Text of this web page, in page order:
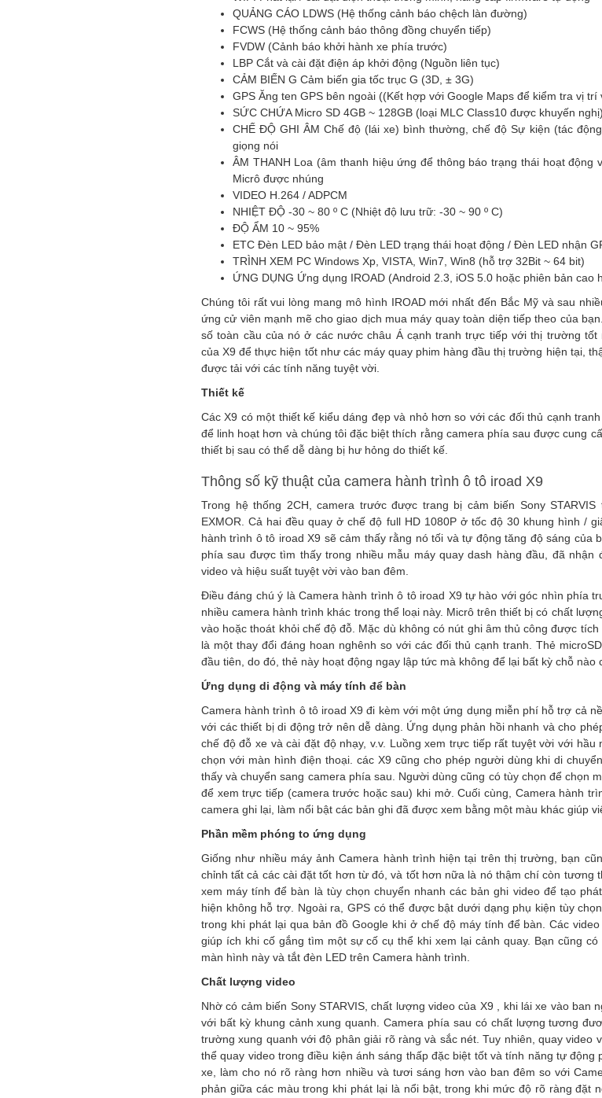
QUẢNG CÁO LDWS (Hệ thống cảnh báo chệch làn đường)
FCWS (Hệ thống cảnh báo thông đồng chuyển tiếp)
FVDW (Cảnh báo khởi hành xe phía trước)
LBP Cắt và cài đặt điện áp khởi động (Nguồn liên tục)
CẢM BIẾN G Cảm biến gia tốc trục G (3D, ± 3G)
GPS Ăng ten GPS bên ngoài ((Kết hợp với Google Maps để kiểm tra vị trí
SỨC CHỨA Micro SD 4GB ~ 128GB (loại MLC Class10 được khuyến nghị)
CHẾ ĐỘ GHI ÂM Chế độ (lái xe) bình thường, chế độ Sự kiện (tác
giọng nói
ÂM THANH Loa (âm thanh hiệu ứng để thông báo trạng thái hoạt
Micrô được nhúng
VIDEO H.264 / ADPCM
NHIỆT ĐỘ -30 ~ 80 º C (Nhiệt độ lưu trữ: -30 ~ 90 º C)
ĐỘ ẨM 10 ~ 95%
ETC Đèn LED bảo mật / Đèn LED trạng thái hoạt động / Đèn LED nhận
TRÌNH XEM PC Windows Xp, VISTA, Win7, Win8 (hỗ trợ 32Bit ~ 64 bit)
ỨNG DỤNG Ứng dụng IROAD (Android 2.3, iOS 5.0 hoặc phiên bản cao
Chúng tôi rất vui lòng mang mô hình IROAD mới nhất đến Bắc Mỹ và sau
ứng cử viên mạnh mẽ cho giao dịch mua máy quay toàn diện tiếp theo của
số toàn cầu của nó ở các nước châu Á cạnh tranh trực tiếp với thị trường
của X9 để thực hiện tốt như các máy quay phim hàng đầu thị trường hiện tại,
được tải với các tính năng tuyệt vời.
Thiết kế
Các X9 có một thiết kế kiểu dáng đẹp và nhỏ hơn so với các đối thủ cạnh
để linh hoạt hơn và chúng tôi đặc biệt thích rằng camera phía sau được cung
thiết bị sau có thể dễ dàng bị hư hỏng do thiết kế.
Thông số kỹ thuật của camera hành trình ô tô iroad X9
Trong hệ thống 2CH, camera trước được trang bị cảm biến Sony
EXMOR. Cả hai đều quay ở chế độ full HD 1080P ở tốc độ 30 khung hình /
hành trình ô tô iroad X9 sẽ cảm thấy rằng nó tối và tự động tăng độ sáng
phía sau được tìm thấy trong nhiều mẫu máy quay dash hàng đầu, đã
video và hiệu suất tuyệt vời vào ban đêm.
Điều đáng chú ý là Camera hành trình ô tô iroad X9 tự hào với góc nhìn phía
nhiều camera hành trình khác trong thể loại này. Micrô trên thiết bị có chất
vào hoặc thoát khỏi chế độ đỗ. Mặc dù không có nút ghi âm thủ công được
là một thay đổi đáng hoan nghênh so với các đối thủ cạnh tranh. Thẻ
đầu tiên, do đó, thẻ này hoạt động ngay lập tức mà không để lại bất kỳ chỗ nào
Ứng dụng di động và máy tính để bàn
Camera hành trình ô tô iroad X9 đi kèm với một ứng dụng miễn phí hỗ trợ cả
với các thiết bị di động trở nên dễ dàng. Ứng dụng phản hồi nhanh và cho
chế độ đỗ xe và cài đặt độ nhạy, v.v. Luồng xem trực tiếp rất tuyệt vời với
chọn với màn hình điện thoại. các X9 cũng cho phép người dùng khi di
thấy và chuyển sang camera phía sau. Người dùng cũng có tùy chọn để chọn
để xem trực tiếp (camera trước hoặc sau) khi mở. Cuối cùng, Camera hành
camera ghi lại, làm nổi bật các bản ghi đã được xem bằng một màu khác giúp
Phần mềm phóng to ứng dụng
Giống như nhiều máy ảnh Camera hành trình hiện tại trên thị trường, bạn
chỉnh tất cả các cài đặt tốt hơn từ đó, và tốt hơn nữa là nó thậm chí còn tương
xem máy tính để bàn là tùy chọn chuyển nhanh các bản ghi video để tạo
hiện không hỗ trợ. Ngoài ra, GPS có thể được bật dưới dạng phụ kiện tùy
trong khi phát lại qua bản đồ Google khi ở chế độ máy tính để bàn. Các
giúp ích khi cố gắng tìm một sự cố cụ thể khi xem lại cảnh quay. Bạn cũng
màn hình này và tắt đèn LED trên Camera hành trình.
Chất lượng video
Nhờ có cảm biến Sony STARVIS, chất lượng video của X9 , khi lái xe vào ban
với bất kỳ khung cảnh xung quanh. Camera phía sau có chất lượng tương
trường xung quanh với độ phân giải rõ ràng và sắc nét. Tuy nhiên, quay
thể quay video trong điều kiện ánh sáng thấp đặc biệt tốt và tính năng tự
xe, làm cho nó rõ ràng hơn nhiều và tươi sáng hơn vào ban đêm so với
phản giữa các màu trong khi phát lại là nổi bật, trong khi mức độ rõ ràng đặt